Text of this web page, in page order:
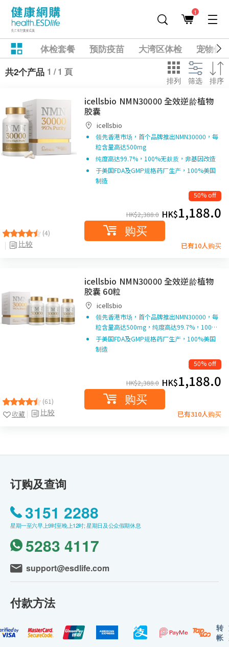
1
体检套餐 预防疫苗 大湾区体检
宠物健
共2个产品 1 / 1 頁
排列 筛选 排序
(4)
比较
icellsbio NMN30000 全效逆龄植物
胶囊
icellsbio
领先香港市场，首个品牌推出NMN30000，每
粒含量高达500mg
纯度高达99.7%，100%无麸质，非基因改造
于美国FDA及GMP规格药厂生产，100%美国
制造
50% off
HK$2,388.0 HK$1,188.0
购买
已有10人购买
(61)
比较
收藏
icellsbio NMN30000 全效逆龄植物
胶囊 60粒
icellsbio
领先香港市场，首个品牌推出NMN30000，每
粒含量高达500mg，纯度高达99.7%，100…
于美国FDA及GMP规格药厂生产，100%美国
制造
50% off
HK$2,388.0 HK$1,188.0
购买
已有310人购买
订购及查询
3151 2288
星期一至六早上9时至晚上12时; 星期日及公众假期休息
5283 4117
support@esdlife.com
付款方法
转
帐